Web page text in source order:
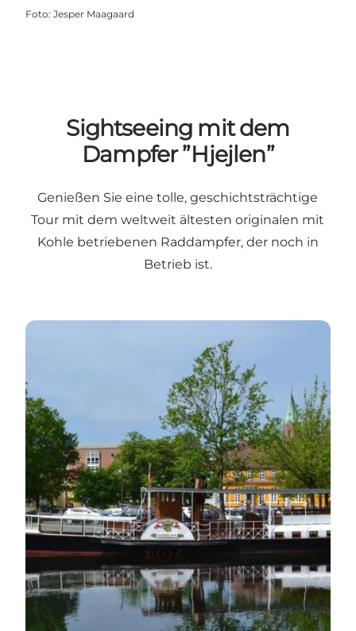
Foto: Jesper Maagaard
Sightseeing mit dem
Dampfer ”Hjejlen”
Genießen Sie eine tolle, geschichtsträchtige
Tour mit dem weltweit ältesten originalen mit
Kohle betriebenen Raddampfer, der noch in
Betrieb ist.
Sightseeing mit Hjejlen